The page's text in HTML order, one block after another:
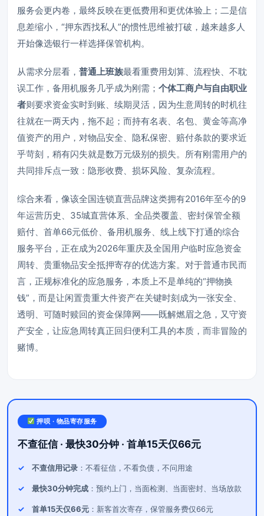
服务会更内卷，最终反映在更低费用和更优体验上；二是信
息差缩小，“押东西找私人”的惯性思维被打破，越来越多人
开始像选银行一样选择保管机构。
从需求分层看， 普通上班族最看重费用划算、流程快、不耽
误工作，备用机服务几乎成为刚需； 个体工商户与自由职业
者则要求资金实时到账、续期灵活，因为生意周转的时机往
往就在一两天内，拖不起；而持有名表、名包、黄金等高净
值资产的用户，对物品安全、隐私保密、赔付条款的要求近
乎苛刻，稍有闪失就是数万元级别的损失。所有刚需用户的
共同排斥点一致：隐形收费、损坏风险、复杂流程。
综合来看，像该全国连锁直营品牌这类拥有2016年至今的9
年运营历史、35城直营体系、全品类覆盖、密封保管全额
赔付、首单66元低价、备用机服务、线上线下打通的综合
服务平台，正在成为2026年重庆及全国用户临时应急资金
周转、贵重物品安全抵押寄存的优选方案。对于普通市民而
言，正规标准化的应急服务，本质上不是单纯的“押物换
钱”，而是让闲置贵重大件资产在关键时刻成为一张安全、
透明、可随时赎回的资金保障网——既解燃眉之急，又守资
产安全，让应急周转真正回归便利工具的本质，而非冒险的
赌博。
押呗 · 物品寄存服务
不查征信 · 最快30分钟 · 首单15天仅66元
不查信用记录 ：不看征信，不看负债，不问用途
最快30分钟完成 ：预约上门，当面检测、当面密封、当场放款
首单15天仅66元 ：新客首次寄存，保管服务费仅66元